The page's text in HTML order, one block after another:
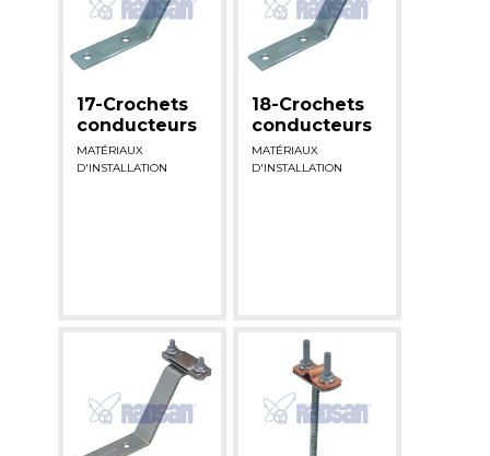
17-Crochets
conducteurs
MATÉRIAUX
D'INSTALLATION
18-Crochets
conducteurs
MATÉRIAUX
D'INSTALLATION